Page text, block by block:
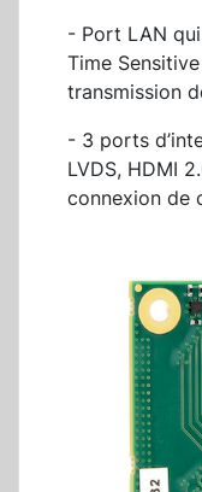
- Port LAN
Time
transmission
- 3 ports
LVDS, HDMI
connexion de